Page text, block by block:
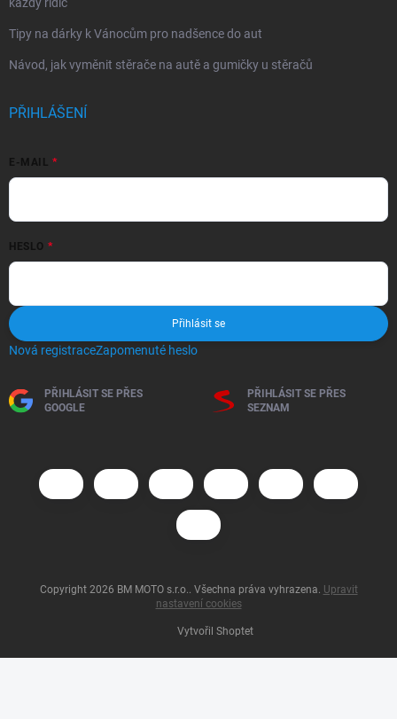
Tipy na dárky k Vánocům pro nadšence do aut
Návod, jak vyměnit stěrače na autě a gumičky u stěračů
PŘIHLÁŠENÍ
E-MAIL
HESLO
Přihlásit se
Nová registraceZapomenuté heslo
PŘIHLÁSIT SE PŘES
GOOGLE
PŘIHLÁSIT SE PŘES
SEZNAM
Vytvořil Shoptet
Copyright 2026 BM MOTO s.r.o.. Všechna práva vyhrazena. Upravit
nastavení cookies